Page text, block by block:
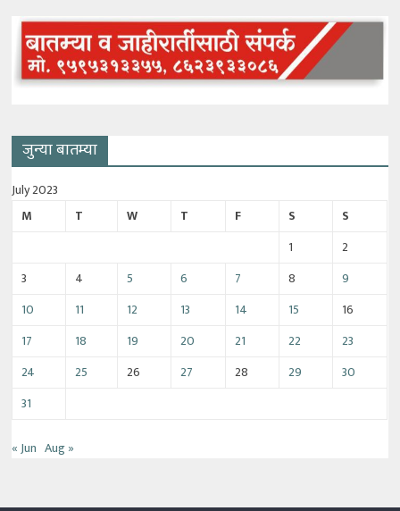
जुन्या बातम्या
July 2023
M
T W T F S
S
1
2
3
4 5 6 7 8
9
10
11 12 13 14 15
16
17
18 19 20 21 22
23
24
25 26 27 28 29
30
31
« Jun Aug »